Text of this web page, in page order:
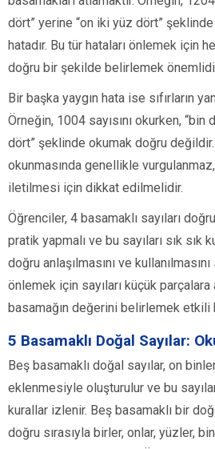
dört” yerine “on iki yüz dört”
hatadır. Bu tür hataları önlemek için
doğru bir şekilde belirlemek
Bir başka yaygın hata ise sıfırların
Örneğin, 1004 sayısını okurken, “bin
dört” şeklinde okumak doğru değildir.
okunmasında genellikle
iletilmesi için dikkat edilmelidir.
Öğrenciler, 4 basamaklı sayıları
pratik yapmalı ve bu sayıları sık sık
doğru anlaşılmasını ve
önlemek için sayıları küçük
basamağın değerini belirlemek etkili
5 Basamaklı Doğal Sayılar:
Beş basamaklı doğal sayılar, on
eklenmesiyle oluşturulur ve bu
kurallar izlenir. Beş basamaklı bir
doğru sırasıyla birler, onlar, yüzler,